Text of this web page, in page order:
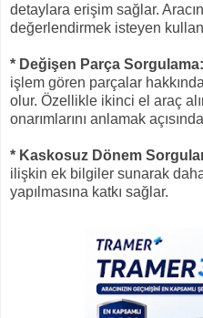
detaylara erişim sağlar.
değerlendirmek isteyen
* Değişen Parça Sorgulama:
işlem gören parçalar
olur. Özellikle ikinci el araç
onarımlarını anlamak
* Kaskosuz Dönem
ilişkin ek bilgiler sunarak
yapılmasına katkı sağlar.